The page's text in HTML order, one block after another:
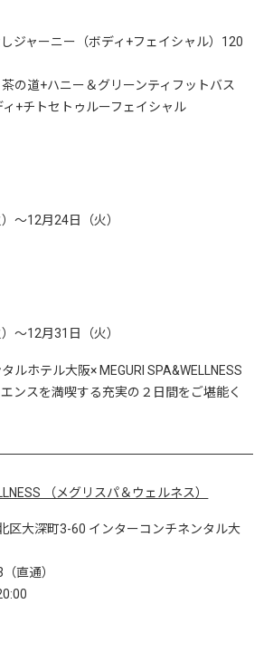
ジャーニー（ボディ+フェイシャル）120
の道+ハニー＆グリーンティフットバス
+チトセトゥルーフェイシャル
～12月24日（火）
～12月31日（火）
ルホテル大阪× MEGURI SPA&WELLNESS
ンスを満喫する充実の２日間をご堪能く
（メグリスパ＆ウェルネス）
区大深町3-60 インターコンチネンタル大
直通）